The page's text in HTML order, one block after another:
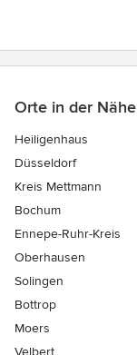
Orte in der Nähe
Heiligenhaus
Düsseldorf
Kreis Mettmann
Bochum
Ennepe-Ruhr-Kreis
Oberhausen
Solingen
Bottrop
Moers